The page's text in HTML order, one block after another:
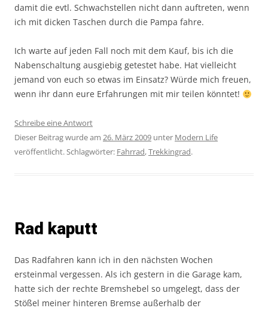
damit die evtl. Schwachstellen nicht dann auftreten, wenn
ich mit dicken Taschen durch die Pampa fahre.
Ich warte auf jeden Fall noch mit dem Kauf, bis ich die
Nabenschaltung ausgiebig getestet habe. Hat vielleicht
jemand von euch so etwas im Einsatz? Würde mich freuen,
wenn ihr dann eure Erfahrungen mit mir teilen könntet!
Schreibe eine Antwort
Dieser Beitrag wurde am 26. März 2009 unter Modern Life
veröffentlicht. Schlagwörter: Fahrrad,Trekkingrad.
Rad kaputt
Das Radfahren kann ich in den nächsten Wochen
ersteinmal vergessen. Als ich gestern in die Garage kam,
hatte sich der rechte Bremshebel so umgelegt, dass der
Stößel meiner hinteren Bremse außerhalb der